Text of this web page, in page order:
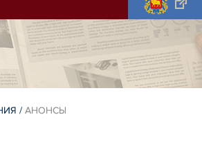
/ АНОНСЫ